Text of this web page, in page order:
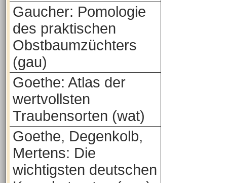
Gaucher: Pomologie
des praktischen
Obstbaumzüchters
(gau)
Goethe: Atlas der
wertvollsten
Traubensorten (wat)
Goethe, Degenkolb,
Mertens: Die
wichtigsten deutschen